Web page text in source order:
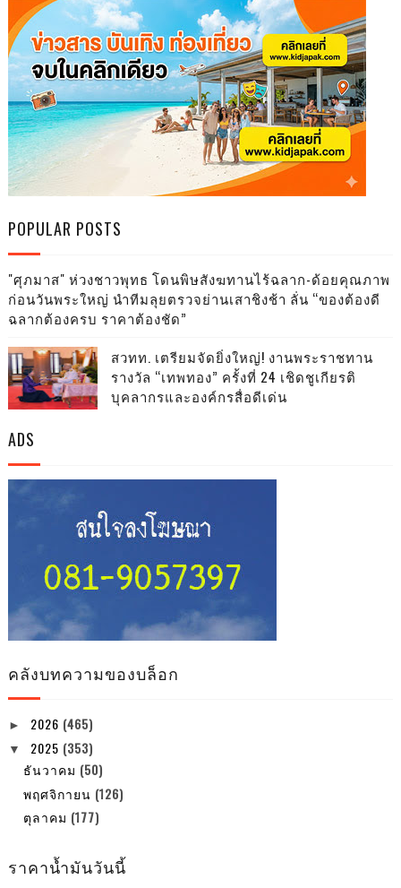
POPULAR POSTS
"ศุภมาส" ห่วงชาวพุทธ โดนพิษสังฆทานไร้ฉลาก-ด้อยคุณภาพ
ก่อนวันพระใหญ่ นำทีมลุยตรวจย่านเสาชิงช้า ลั่น “ของต้องดี
ฉลากต้องครบ ราคาต้องชัด”
สวทท. เตรียมจัดยิ่งใหญ่! งานพระราชทาน
รางวัล “เทพทอง” ครั้งที่ 24 เชิดชูเกียรติ
บุคลากรและองค์กรสื่อดีเด่น
ADS
คลังบทความของบล็อก
► 2026 (465)
▼ 2025 (353)
ธันวาคม (50)
พฤศจิกายน (126)
ตุลาคม (177)
ราคาน้ำมันวันนี้